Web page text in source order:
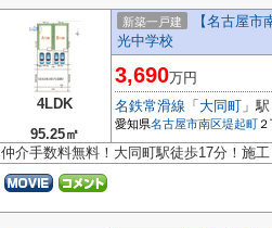
4LDK
95.25㎡
新築一戸建
【名古屋
光中学校
3,690万円
名鉄常滑線 「 大同町 」駅
愛知県名古屋市南区堤起町
仲介手数料無料！大同町駅徒歩17分！施